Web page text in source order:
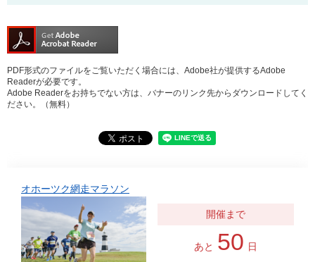
PDF形式のファイルをご覧いただく場合には、Adobe社が提供するAdobe
Readerが必要です。
Adobe Readerをお持ちでない方は、バナーのリンク先からダウンロードしてく
ださい。（無料）
オホーツク網走マラソン
あと 50 日